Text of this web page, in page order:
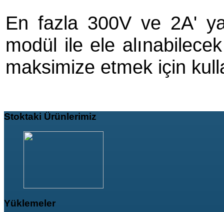
En fazla 300V ve 2A'
modül ile ele alınabilecek
maksimize etmek için
Stoktaki Ürünlerimiz
Yüklemeler